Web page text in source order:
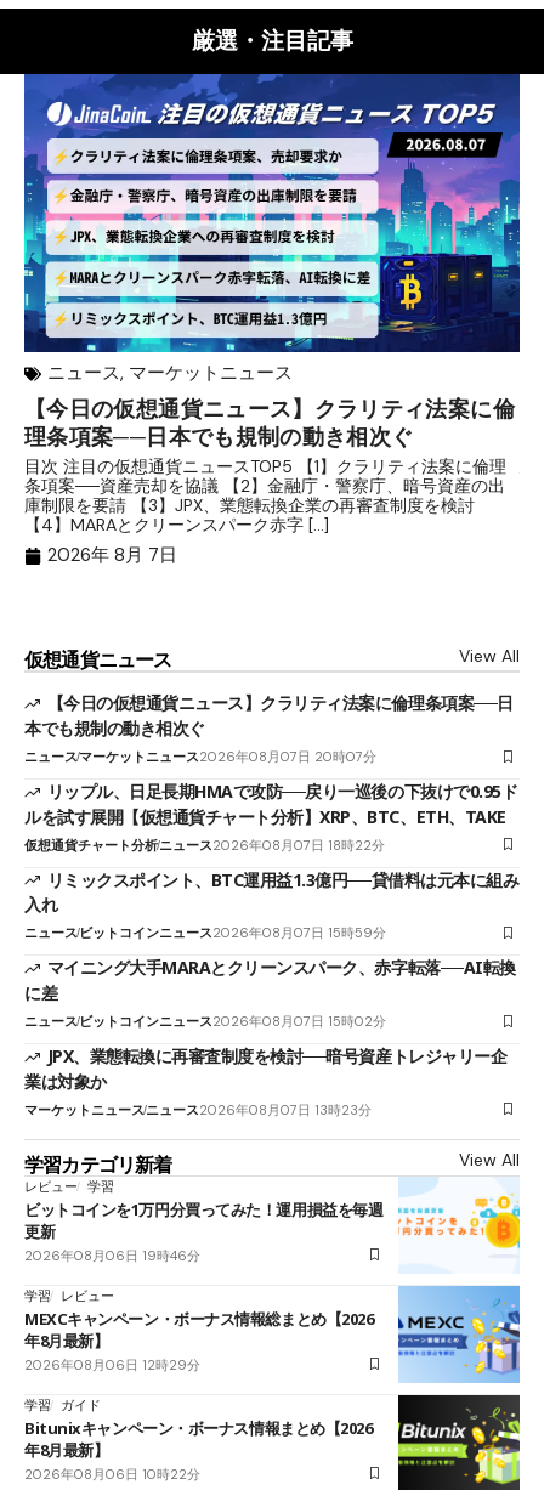
厳選・注目記事
ニュース, マーケットニュース
【今日の仮想通貨ニュース】クラリティ法案に倫
理条項案──日本でも規制の動き相次ぐ
目次 注目の仮想通貨ニュースTOP5 【1】クラリティ法案に倫理
条項案──資産売却を協議 【2】金融庁・警察庁、暗号資産の出
庫制限を要請 【3】JPX、業態転換企業の再審査制度を検討
【4】MARAとクリーンスパーク赤字 […]
2026年 8月 7日
仮想通貨ニュース View All
【今日の仮想通貨ニュース】クラリティ法案に倫理条項案──日
本でも規制の動き相次ぐ
ニュースマーケットニュース2026年08月07日 20時07分
リップル、日足長期HMAで攻防──戻り一巡後の下抜けで0.95ド
ルを試す展開【仮想通貨チャート分析】XRP、BTC、ETH、TAKE
仮想通貨チャート分析ニュース2026年08月07日 18時22分
リミックスポイント、BTC運用益1.3億円──貸借料は元本に組み
入れ
ニュースビットコインニュース2026年08月07日 15時59分
マイニング大手MARAとクリーンスパーク、赤字転落──AI転換
に差
ニュースビットコインニュース2026年08月07日 15時02分
JPX、業態転換に再審査制度を検討──暗号資産トレジャリー企
業は対象か
マーケットニュースニュース2026年08月07日 13時23分
学習カテゴリ新着 View All
レビュー 学習
ビットコインを1万円分買ってみた！運用損益を毎週
更新
2026年08月06日 19時46分
学習 レビュー
MEXCキャンペーン・ボーナス情報総まとめ【2026
年8月最新】
2026年08月06日 12時29分
学習 ガイド
Bitunixキャンペーン・ボーナス情報まとめ【2026
年8月最新】
2026年08月06日 10時22分